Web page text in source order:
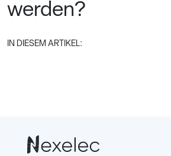
werden?
IN DIESEM ARTIKEL: